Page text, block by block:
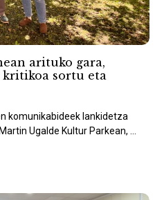
arituko gara,
kritikoa sortu eta
komunikabideek lankidetza
Ugalde Kultur Parkean, ...